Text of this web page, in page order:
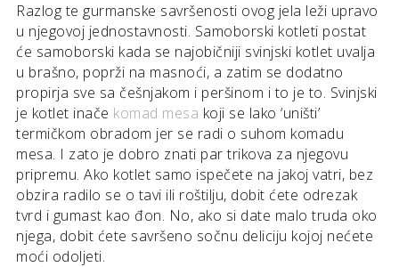
Razlog te gurmanske savršenosti ovog jela leži upravo
u njegovoj jednostavnosti. Samoborski kotleti postat
će samoborski kada se najobičniji svinjski kotlet uvalja
u brašno, poprži na masnoći, a zatim se dodatno
propirja sve sa češnjakom i peršinom i to je to. Svinjski
je kotlet inače komad mesa koji se lako ‘uništi’
termičkom obradom jer se radi o suhom komadu
mesa. I zato je dobro znati par trikova za njegovu
pripremu. Ako kotlet samo ispečete na jakoj vatri, bez
obzira radilo se o tavi ili roštilju, dobit ćete odrezak
tvrd i gumast kao đon. No, ako si date malo truda oko
njega, dobit ćete savršeno sočnu deliciju kojoj nećete
moći odoljeti.